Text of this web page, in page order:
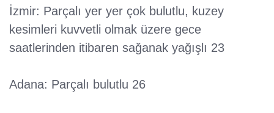
İzmir: Parçalı yer yer çok bulutlu, kuzey
kesimleri kuvvetli olmak üzere gece
saatlerinden itibaren sağanak yağışlı 23
Adana: Parçalı bulutlu 26